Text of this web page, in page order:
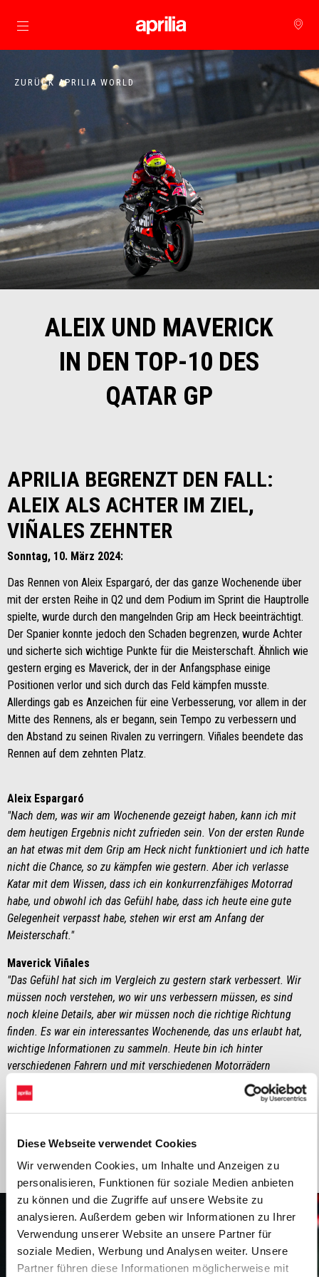
Diese Webseite verwendet Cookies
Wir verwenden Cookies, um Inhalte und Anzeigen zu
personalisieren, Funktionen für soziale Medien anbieten
zu können und die Zugriffe auf unsere Website zu
analysieren. Außerdem geben wir Informationen zu Ihrer
Verwendung unserer Website an unsere Partner für
soziale Medien, Werbung und Analysen weiter. Unsere
Partner führen diese Informationen möglicherweise mit
zurück zum Hauptinhalt
ZURÜCK APRILIA WORLD
ALEIX UND MAVERICK
IN DEN TOP-10 DES
QATAR GP
APRILIA BEGRENZT DEN FALL:
ALEIX ALS ACHTER IM ZIEL,
VIÑALES ZEHNTER
Sonntag, 10. März 2024:
Das Rennen von Aleix Espargaró, der das ganze Wochenende über
mit der ersten Reihe in Q2 und dem Podium im Sprint die Hauptrolle
spielte, wurde durch den mangelnden Grip am Heck beeinträchtigt.
Der Spanier konnte jedoch den Schaden begrenzen, wurde Achter
und sicherte sich wichtige Punkte für die Meisterschaft. Ähnlich wie
gestern erging es Maverick, der in der Anfangsphase einige
Positionen verlor und sich durch das Feld kämpfen musste.
Allerdings gab es Anzeichen für eine Verbesserung, vor allem in der
Mitte des Rennens, als er begann, sein Tempo zu verbessern und
den Abstand zu seinen Rivalen zu verringern. Viñales beendete das
Rennen auf dem zehnten Platz.
Aleix Espargaró
"Nach dem, was wir am Wochenende gezeigt haben, kann ich mit
dem heutigen Ergebnis nicht zufrieden sein. Von der ersten Runde
an hat etwas mit dem Grip am Heck nicht funktioniert und ich hatte
nicht die Chance, so zu kämpfen wie gestern. Aber ich verlasse
Katar mit dem Wissen, dass ich ein konkurrenzfähiges Motorrad
habe, und obwohl ich das Gefühl habe, dass ich heute eine gute
Gelegenheit verpasst habe, stehen wir erst am Anfang der
Meisterschaft."
Maverick Viñales
"Das Gefühl hat sich im Vergleich zu gestern stark verbessert. Wir
müssen noch verstehen, wo wir uns verbessern müssen, es sind
noch kleine Details, aber wir müssen noch die richtige Richtung
finden. Es war ein interessantes Wochenende, das uns erlaubt hat,
wichtige Informationen zu sammeln. Heute bin ich hinter
verschiedenen Fahrern und mit verschiedenen Motorrädern
gefahren, was es mir ermöglicht hat, unsere Stärken und Schwächen
zu erkennen. Einer der verbesserungswürdigen Punkte ist sicherlich
der Umgang mit dem Verschleiß des Vorderreifens, der es mir im